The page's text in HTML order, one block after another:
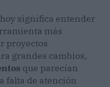
hoy significa entender
más
proyectos
grandes cambios,
que parecían
falta de atención